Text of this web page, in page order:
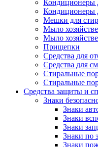
Кондиционеры
Кондиционеры
Мешки для
Мыло
Мыло
Прищепки
Средства для
Средства для
Стиральные
Стиральные
Средства защиты и
Знаки
Знаки
Знаки
Знаки
Знаки по
Знаки